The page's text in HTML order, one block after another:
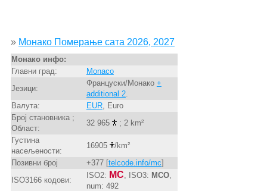
» Монако Померање сата 2026, 2027
Монако инфо:
Главни град:
Monaco
Језици:
Француски/Монако +
additional 2.
Валута:
EUR, Euro
Број становника ;
Област:
32 965
; 2 km²
Густина
насељености:
16905
/km²
Позивни број
+377 [telcode.info/mc]
ISO3166 кодови:
ISO2: MC , ISO3: MCO,
num: 492